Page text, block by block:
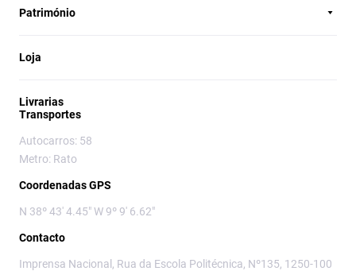
Património
Loja
Livrarias
Transportes
Autocarros: 58
Metro: Rato
Coordenadas GPS
N 38º 43' 4.45" W 9º 9' 6.62"
Contacto
Imprensa Nacional, Rua da Escola Politécnica, Nº135, 1250-100